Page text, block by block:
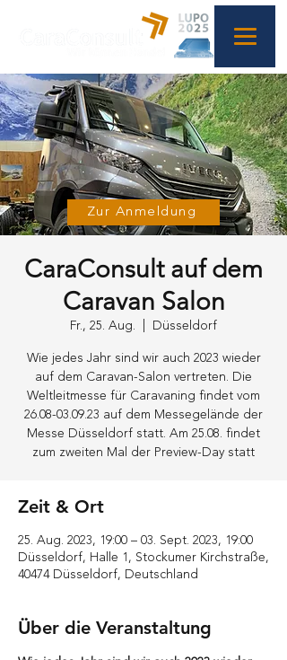
CaraConsult auf dem
Caravan Salon
Fr., 25. Aug. Düsseldorf
Wie jedes Jahr sind wir auch 2023 wieder
auf dem Caravan-Salon vertreten. Die
Weltleitmesse für Caravaning findet vom
26.08-03.09.23 auf dem Messegelände der
Messe Düsseldorf statt. Am 25.08. findet
zum zweiten Mal der Preview-Day statt
Zeit & Ort
25. Aug. 2023, 19:00 – 03. Sept. 2023, 19:00
Düsseldorf, Halle 1, Stockumer Kirchstraße,
40474 Düsseldorf, Deutschland
Über die Veranstaltung
Zur Anmeldung